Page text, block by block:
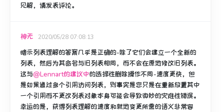
见解，请发表评论。
神无 2020/05/28 07:08:13
暗示列表理解的答案几乎是正确的-除了它们会建立一个全新的
列表，然后为其命名与旧列表相同，而不会在原地修改旧列表。
这与@Lennart的建议中的选择性删除操作不同-速度更快，但
是如果通过多个引用访问列表，则事实是您只是在重新放置其中
一个引用而不更改列表对象本身可能会导致微妙的灾难性错误。
幸运的是，获得列表理解的速度和就地变更所需的语义非常容